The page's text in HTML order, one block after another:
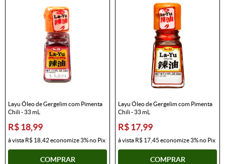
Layu Óleo de Gergelim com Pimenta
Chili - 33 mL
R$ 18,99
à vista R$ 18,42economize3%no Pix
COMPRAR
Layu Óleo de Gergelim com Pimenta
Chili - 33 mL
R$ 17,99
à vista R$ 17,45 economize3%no Pix
COMPRAR